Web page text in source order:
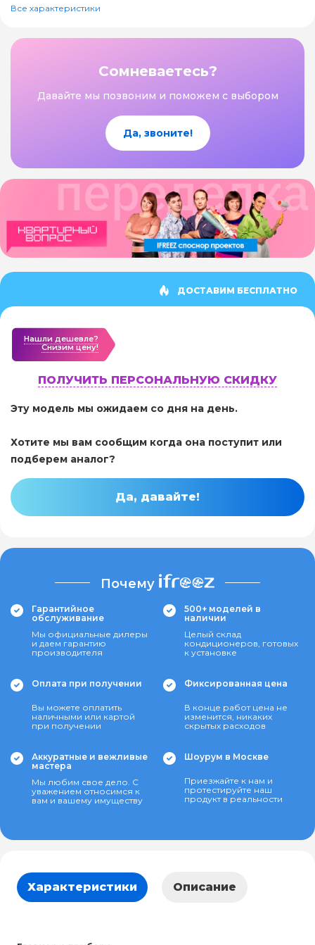
Все характеристики
Сомневаетесь?
Давайте мы позвоним и поможем с выбором
Да, звоните!
ДОСТАВИМ БЕСПЛАТНО
Нашли дешевле?
Cнизим цену!
ПОЛУЧИТЬ ПЕРСОНАЛЬНУЮ СКИДКУ
Эту модель мы ожидаем со дня на день.
Хотите мы вам сообщим когда она поступит или
подберем аналог?
Да, давайте!
Почему
Гарантийное
обслуживание
Мы официальные дилеры
и даем гарантию
производителя
500+ моделей в
наличии
Целый склад
кондиционеров, готовых
к установке
Оплата при получении
Вы можете оплатить
наличными или картой
при получении
Фиксированная цена
В конце работ цена не
изменится, никаких
скрытых расходов
Аккуратные и вежливые
мастера
Мы любим свое дело. С
уважением относимся к
вам и вашему имуществу
Шоурум в Москве
Приезжайте к нам и
протестируйте наш
продукт в реальности
Характеристики Описание